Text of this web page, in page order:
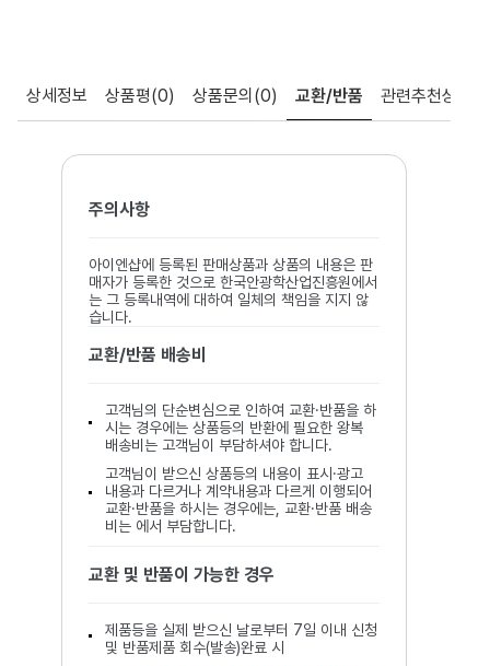
상세정보 상품평(0) 상품문의 (0) 교환/반품 관련추천상품
주의사항
아이엔샵에 등록된 판매상품과 상품의 내용은 판
매자가 등록한 것으로 한국안광학산업진흥원에서
는 그 등록내역에 대하여 일체의 책임을 지지 않
습니다.
교환/반품 배송비
고객님의 단순변심으로 인하여 교환·반품을 하
시는 경우에는 상품등의 반환에 필요한 왕복
배송비는 고객님이 부담하셔야 합니다.
고객님이 받으신 상품등의 내용이 표시·광고
내용과 다르거나 계약내용과 다르게 이행되어
교환·반품을 하시는 경우에는, 교환·반품 배송
비는 에서 부담합니다.
교환 및 반품이 가능한 경우
제품등을 실제 받으신 날로부터 7일 이내 신청
및 반품제품 회수(발송)완료 시